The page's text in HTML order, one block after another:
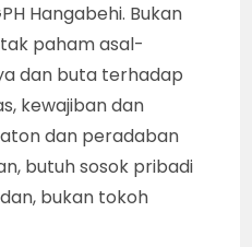
Hangabehi. Bukan
paham asal-
dan buta terhadap
kewajiban dan
dan peradaban
butuh sosok pribadi
bukan tokoh